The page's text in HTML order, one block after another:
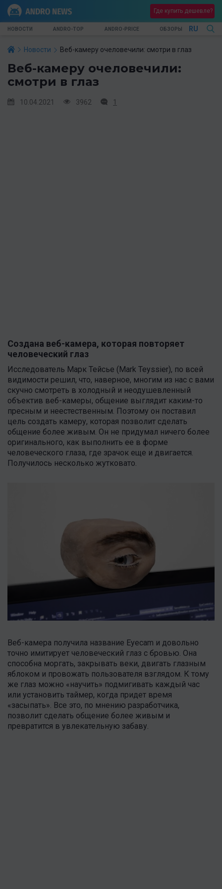
Где купить дешевле?
НОВОСТИ ANDRO-TOP ANDRO-PRICE ОБЗОРЫ RU
Новости Веб-камеру очеловечили: смотри в глаз
Веб-камеру очеловечили:
смотри в глаз
10.04.2021 3962 1
Создана веб-камера, которая повторяет
человеческий глаз
Исследователь Марк Тейсье (Mark Teyssier), по всей
видимости решил, что, наверное, многим из нас с вами
скучно смотреть в холодный и неодушевленный
объектив веб-камеры, общение выглядит каким-то
пресным и неестественным. Поэтому он поставил
цель создать камеру, которая позволит сделать
общение более живым. Он не придумал ничего более
оригинального, как выполнить ее в форме
человеческого глаза, где зрачок еще и двигается.
Получилось несколько жутковато.
Веб-камера получила название Eyecam и довольно
точно имитирует человеческий глаз с бровью. Она
способна моргать, закрывать веки, двигать глазным
яблоком и провожать пользователя взглядом. К тому
же глаз можно «научить» подмигивать каждый час
или установить таймер, когда придет время
«засыпать». Все это, по мнению разработчика,
позволит сделать общение более живым и
превратится в увлекательную забаву.